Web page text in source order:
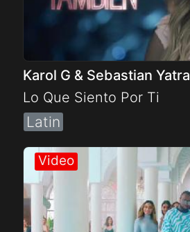
Karol G & Sebastian Yatra
Lo Que Siento Por Ti
Latin